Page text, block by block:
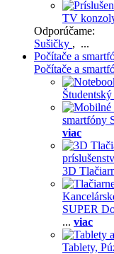
TV
Odporúčame:
Sušičky , ...
Počítače a
Počítače a
smartfóny
viac
3D
SUPER
... viac
Tablety,